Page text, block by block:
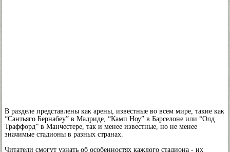
В разделе представлены как арены, известные во всем мире, такие как
“Сантьяго Бернабеу” в Мадриде, “Камп Ноу” в Барселоне или “Олд
Траффорд” в Манчестере, так и менее известные, но не менее
значимые стадионы в разных странах.
Читатели смогут узнать об особенностях каждого стадиона - их